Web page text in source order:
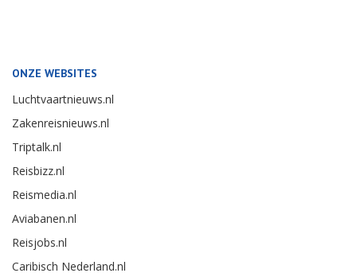
ONZE WEBSITES
Luchtvaartnieuws.nl
Zakenreisnieuws.nl
Triptalk.nl
Reisbizz.nl
Reismedia.nl
Aviabanen.nl
Reisjobs.nl
Caribisch Nederland.nl